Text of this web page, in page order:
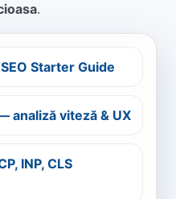
.
Starter Guide
analiză viteză & UX
INP, CLS